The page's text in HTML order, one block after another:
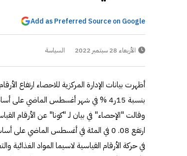
Add as Preferred Source on Google
الأربعاء 28 سبتمبر 2022 السياسة
أظهرت بيانات الإدارة المركزية للاحصاء ارتفاع
بنسبة 15ر4 % في شهر أغسطس الماضي على أساس سنوي.
وقالت "الإحصاء" في بيان لـ "كونا" عن الأرقام
ارتفع 08. 0 في المئة في أغسطس الماضي
في حركة الأرقام القياسية لاسيما المواد الغذائية